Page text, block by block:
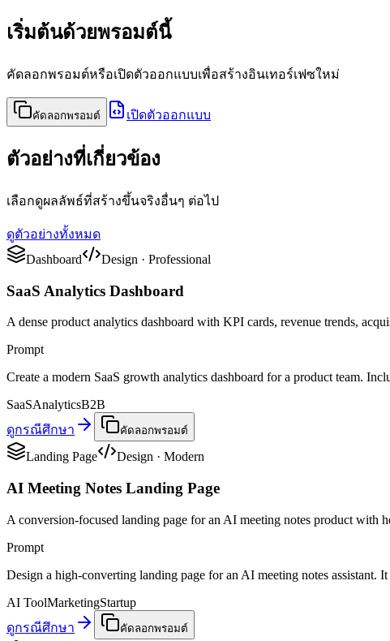
เริ่มต้นด้วยพรอมต์นี้
คัดลอกพรอมต์หรือเปิดตัวออกแบบเพื่อสร้างอินเทอร์เฟซใหม่
คัดลอกพรอมต์ เปิดตัวออกแบบ
ตัวอย่างที่เกี่ยวข้อง
เลือกดูผลลัพธ์ที่สร้างขึ้นจริงอื่นๆ ต่อไป
ดูตัวอย่างทั้งหมด
Dashboard
Design · Professional
SaaS Analytics Dashboard
A dense product analytics dashboard with KPI cards, revenue trends,
Prompt
Create a modern SaaS growth analytics dashboard for a product team.
SaaSAnalyticsB2B
ดูกรณีศึกษา
คัดลอกพรอมต์
Landing Page Design · Modern
AI Meeting Notes Landing Page
A conversion-focused landing page for an AI meeting notes product
Prompt
Design a high-converting landing page for an AI meeting notes assistant.
AI ToolMarketingStartup
ดูกรณีศึกษา
คัดลอกพรอมต์